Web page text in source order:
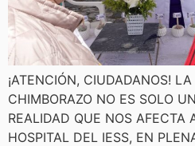
¡ATENCIÓN, CIUDADANOS!
CHIMBORAZO NO ES SOLO
REALIDAD QUE NOS AFECTA
HOSPITAL DEL IESS, EN